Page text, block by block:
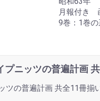
月報付き
9巻：1巻
ニッツの普遍計画
ツの普遍計画 共全11冊揃